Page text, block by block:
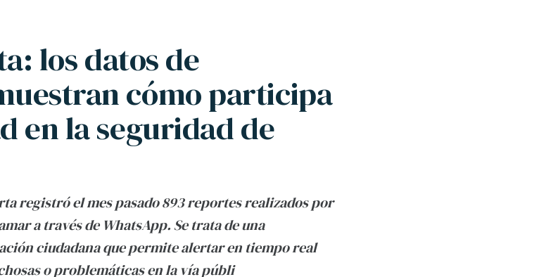
los datos de
cómo participa
en la seguridad de
registró el mes pasado 893 reportes realizados por
a través de WhatsApp. Se trata de una
ciudadana que permite alertar en tiempo real
o problemáticas en la vía públi